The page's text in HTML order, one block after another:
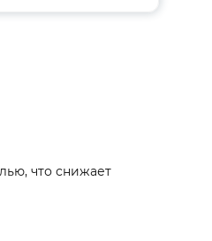
что снижает